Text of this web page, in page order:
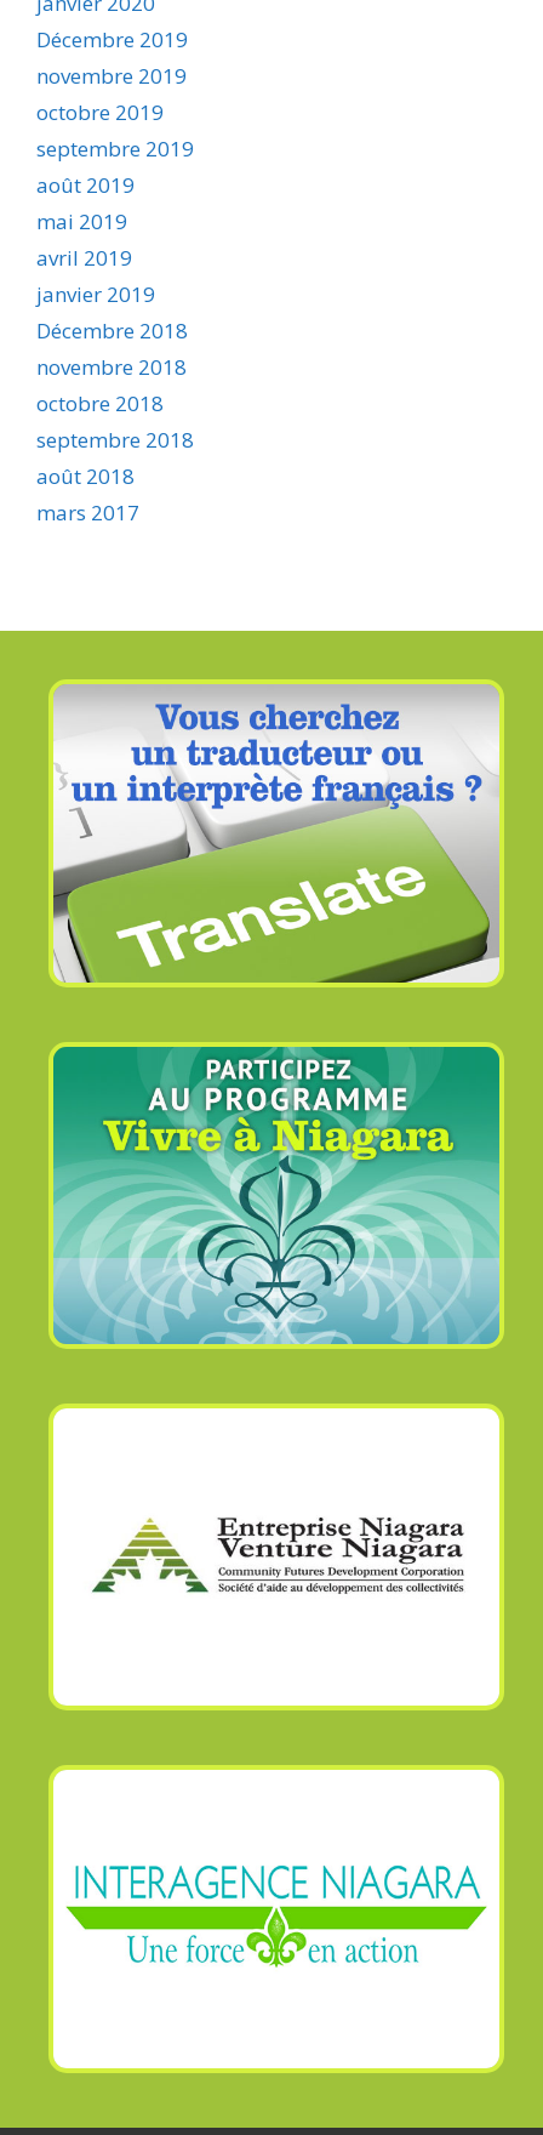
Décembre 2019
novembre 2019
octobre 2019
septembre 2019
août 2019
mai 2019
avril 2019
janvier 2019
Décembre 2018
novembre 2018
octobre 2018
septembre 2018
août 2018
mars 2017